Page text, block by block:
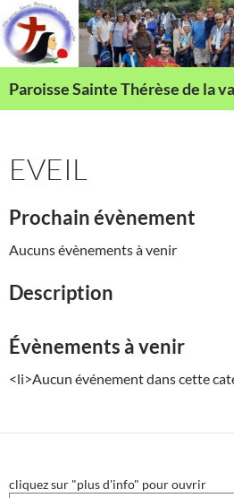
Aller
au
contenu
EVEIL
Prochain évènement
Aucuns évènements à venir
Description
Évènements à venir
<li>Aucun événement dans cette
cliquez sur "plus d'info" pour ouvrir